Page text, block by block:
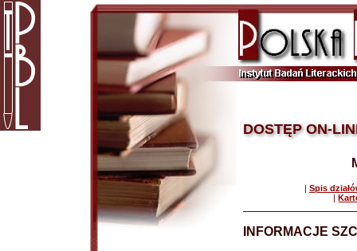
DOSTĘP ON-
| Spis
|
INFORMACJE